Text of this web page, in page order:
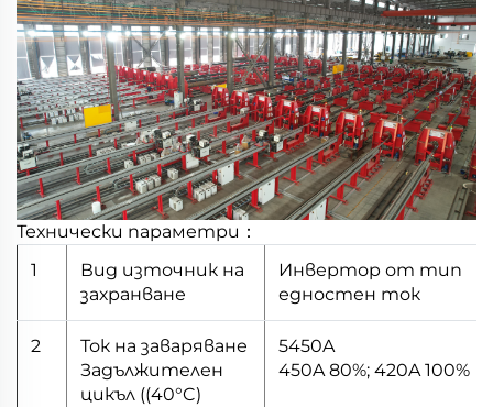
Технически параметри：
1
Вид източник на
захранване
Инвертор от тип
едностен ток
2
Ток на заваряване
Задължителен
цикъл ((40°C)
5450A
450A 80%; 420A 100%